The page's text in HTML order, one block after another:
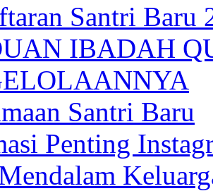
Santri Baru
IBADAH
Santri Baru
Penting